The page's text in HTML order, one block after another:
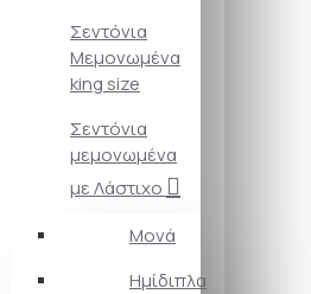
Σεντόνια
Μεμονωμένα
king size
Σεντόνια
μεμονωμένα
με Λάστιχο
Μονά
Ημίδιπλα